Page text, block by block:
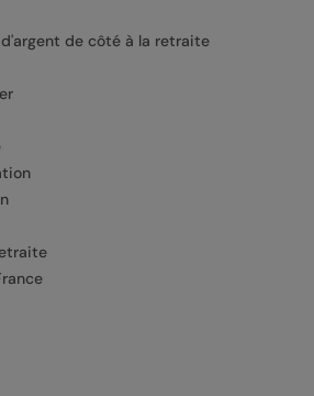
de côté à la retraite